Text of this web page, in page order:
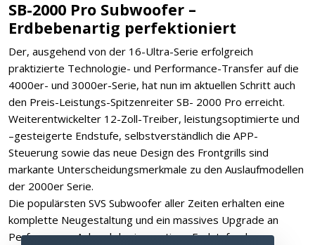
SB-2000 Pro Subwoofer –
Erdbebenartig perfektioniert
Der, ausgehend von der 16-Ultra-Serie erfolgreich
praktizierte Technologie- und Performance-Transfer auf die
4000er- und 3000er-Serie, hat nun im aktuellen Schritt auch
den Preis-Leistungs-Spitzenreiter SB- 2000 Pro erreicht.
Weiterentwickelter 12-Zoll-Treiber, leistungsoptimierte und
–gesteigerte Endstufe, selbstverständlich die APP-
Steuerung sowie das neue Design des Frontgrills sind
markante Unterscheidungsmerkmale zu den Auslaufmodellen
der 2000er Serie.
Die populärsten SVS Subwoofer aller Zeiten erhalten eine
komplette Neugestaltung und ein massives Upgrade an
Performance. Anhand der innovativen Endstufe, dem